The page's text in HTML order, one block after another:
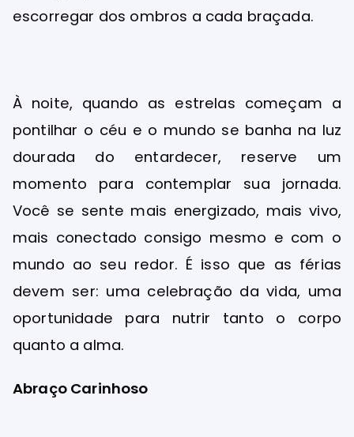
escorregar dos ombros a cada braçada.
À noite, quando as estrelas começam a
pontilhar o céu e o mundo se banha na luz
dourada do entardecer, reserve um
momento para contemplar sua jornada.
Você se sente mais energizado, mais vivo,
mais conectado consigo mesmo e com o
mundo ao seu redor. É isso que as férias
devem ser: uma celebração da vida, uma
oportunidade para nutrir tanto o corpo
quanto a alma.
Abraço Carinhoso